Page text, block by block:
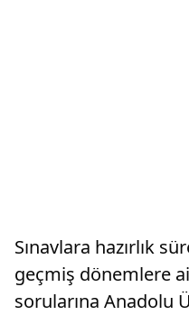
Sınavlara hazırlık
geçmiş dönemlere
sorularına Anadolu